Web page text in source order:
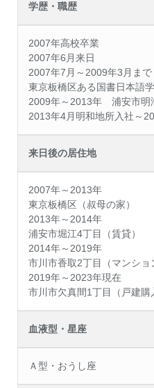
学歴・職歴
2007年高校卒業
2007年6月来日
2007年7月～2009年3月まで
東京板橋区ある国書日本語
2009年～2013年 浦安市
2013年4月明和地所入社～
来日後の居住地
2007年～2013年
東京板橋区（叔母の家）
2013年～2014年
浦安市堀江4丁目（賃貸）
2014年～2019年
市川市香取2丁目（マンショ
2019年～2023年現在
市川市欠真間1丁目（戸建購
血液型・星座
Ａ型・おうし座